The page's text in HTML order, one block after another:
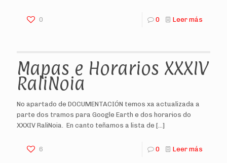
0 0 Leer más
Mapas e Horarios XXXIV
RaliNoia
No apartado de DOCUMENTACIÓN temos xa actualizada a
parte dos tramos para Google Earth e dos horarios do
XXXIV RaliNoia. En canto teñamos a lista de […]
6 0 Leer más